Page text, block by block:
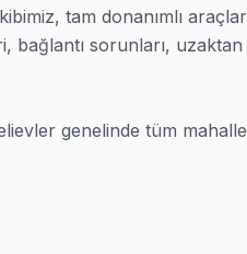
tam donanımlı
sorunları,
genelinde tüm